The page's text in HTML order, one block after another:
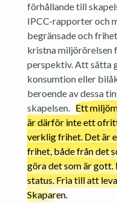
förhållande till
IPCC-rapporter och
begränsade och
kristna miljörörelsen
perspektiv. Att sätta
konsumtion eller
beroende av dessa
skapelsen. Ett
är därför inte ett
verklig frihet. Det är
frihet, både från det
göra det som är gott.
status. Fria till att
Skaparen.